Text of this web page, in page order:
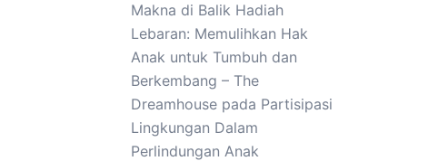
Makna di Balik Hadiah
Lebaran: Memulihkan Hak
Anak untuk Tumbuh dan
Berkembang – The
Dreamhousepada Partisipasi
Lingkungan Dalam
Perlindungan Anak